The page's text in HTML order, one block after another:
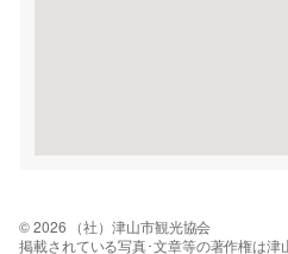
© 2026 （社）津山市観光協会
掲載されている写真･文章等の著作権は津